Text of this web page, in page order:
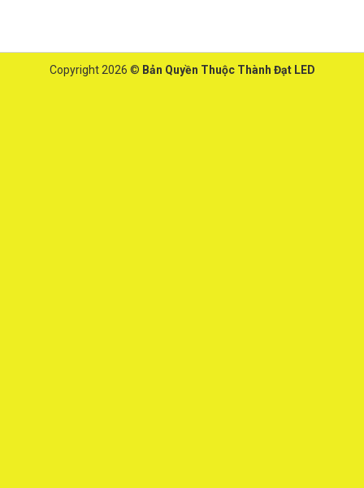
Copyright 2026 © Bản Quyền Thuộc Thành Đạt LED